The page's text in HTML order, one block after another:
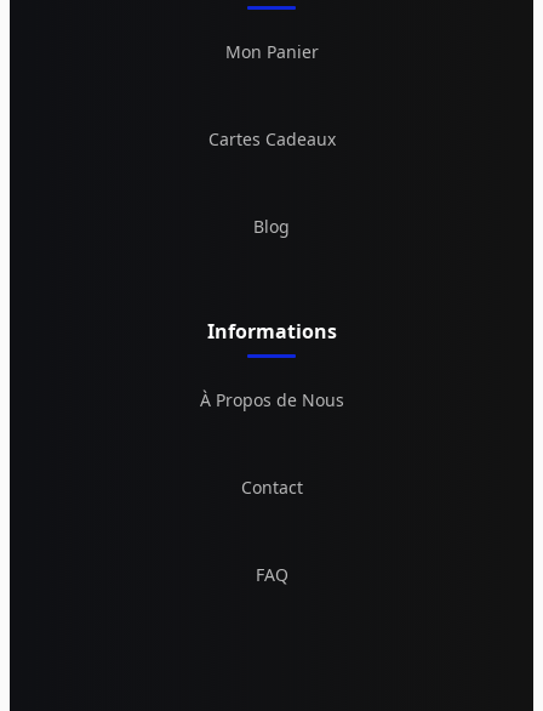
Mon Panier
Cartes Cadeaux
Blog
Informations
À Propos de Nous
Contact
FAQ